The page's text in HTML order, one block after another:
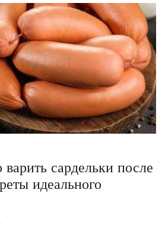
сардельки после
идеального